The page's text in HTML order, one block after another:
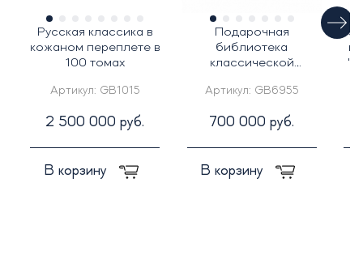
Русская классика в
кожаном переплете в
100 томах
Артикул: GB1015
2 500 000 руб.
В корзину
Подарочная
библиотека
классической
25-ти томах
Артикул: GB6955
700 000 руб.
В корзину